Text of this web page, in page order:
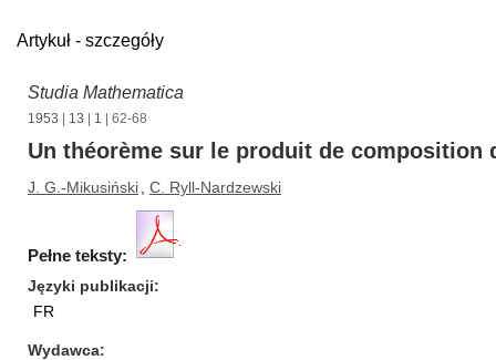
Artykuł - szczegóły
Studia Mathematica
1953 13 1 | 62-68
Un théorème sur le produit de
J. G.-Mikusiński C. Ryll-Nardzewski
Pełne teksty:
Języki publikacji
FR
Wydawca